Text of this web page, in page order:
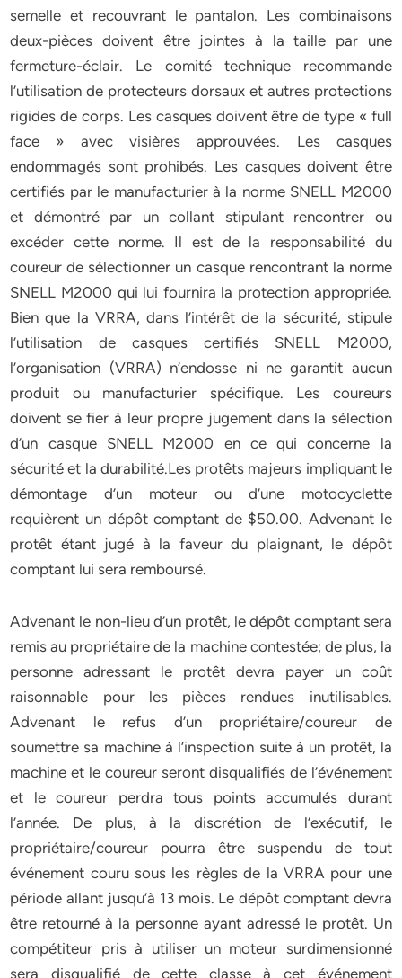
semelle et recouvrant le pantalon. Les combinaisons
deux-pièces doivent être jointes à la taille par une
fermeture-éclair. Le comité technique recommande
l’utilisation de protecteurs dorsaux et autres protections
rigides de corps. Les casques doivent être de type « full
face » avec visières approuvées. Les casques
endommagés sont prohibés. Les casques doivent être
certifiés par le manufacturier à la norme SNELL M2000
et démontré par un collant stipulant rencontrer ou
excéder cette norme. Il est de la responsabilité du
coureur de sélectionner un casque rencontrant la norme
SNELL M2000 qui lui fournira la protection appropriée.
Bien que la VRRA, dans l’intérêt de la sécurité, stipule
l’utilisation de casques certifiés SNELL M2000,
l’organisation (VRRA) n’endosse ni ne garantit aucun
produit ou manufacturier spécifique. Les coureurs
doivent se fier à leur propre jugement dans la sélection
d’un casque SNELL M2000 en ce qui concerne la
sécurité et la durabilité.Les protêts majeurs impliquant le
démontage d’un moteur ou d’une motocyclette
requièrent un dépôt comptant de $50.00. Advenant le
protêt étant jugé à la faveur du plaignant, le dépôt
comptant lui sera remboursé.
Advenant le non-lieu d’un protêt, le dépôt comptant sera
remis au propriétaire de la machine contestée; de plus, la
personne adressant le protêt devra payer un coût
raisonnable pour les pièces rendues inutilisables.
Advenant le refus d’un propriétaire/coureur de
soumettre sa machine à l’inspection suite à un protêt, la
machine et le coureur seront disqualifiés de l’événement
et le coureur perdra tous points accumulés durant
l’année. De plus, à la discrétion de l’exécutif, le
propriétaire/coureur pourra être suspendu de tout
événement couru sous les règles de la VRRA pour une
période allant jusqu’à 13 mois. Le dépôt comptant devra
être retourné à la personne ayant adressé le protêt. Un
compétiteur pris à utiliser un moteur surdimensionné
sera disqualifié de cette classe à cet événement